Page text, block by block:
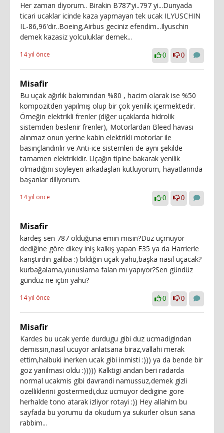
Her zaman diyorum.. Birakin B787'yi..797 yi...Dunyada
ticari ucaklar icinde kaza yapmayan tek ucak ILYUSCHIN
IL-86,96'dir..Boeing,Airbus geciniz efendim...Ilyuschin
demek kazasiz yolculuklar demek...
14 yıl önce 0 0
Misafir
Bu uçak ağırlık bakımından %80 , hacim olarak ise %50
kompozitden yapılmış olup bir çok yenilik içermektedir.
Örneğin elektrikli frenler (diğer uçaklarda hidrolik
sistemden beslenir frenler), Motorlardan Bleed havası
alınmaz onun yerine kabin elektrikli motorlar ile
basınçlandırılır ve Anti-ice sistemleri de aynı şekilde
tamamen elektrikidir. Uçağın tipine bakarak yenilik
olmadığını söyleyen arkadaşları kutluyorum, hayatlarında
başarılar diliyorum.
14 yıl önce 0 0
Misafir
kardeş sen 787 olduğuna emin misin?Düz uçmuyor
dediğine göre dikey iniş kalkış yapan F35 ya da Harrierle
karıştırdın galiba :) bildiğin uçak yahu,başka nasıl uçacak?
kurbağalama,yunuslama falan mı yapıyor?Sen gündüz
gündüz ne içtin yahu?
14 yıl önce 0 0
Misafir
Kardes bu ucak yerde durdugu gibi duz ucmadigindan
demissin,nasil ucuyor anlatsana biraz,vallahi merak
ettim,halbuki inerken ucak gibi inmisti :))) ya da bende bir
goz yanilmasi oldu :))))) Kalktigi andan beri radarda
normal ucakmis gibi davrandi namussuz,demek gizli
ozelliklerini gostermedi,duz ucmuyor dedigine gore
herhalde tono atarak izliyor rotayi :)) Hey allahim bu
sayfada bu yorumu da okudum ya sukurler olsun sana
rabbim...